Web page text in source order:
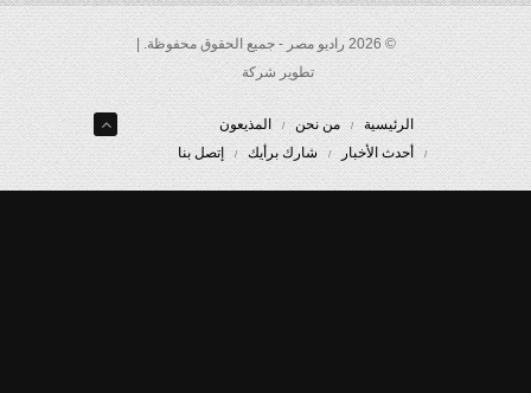
© 2026 راديو مصر - جميع الحقوق محفوظة. |
تطوير شركة
الرئيسية من نحن
المذيعون
أحدث الأخبار
شارك برأيك إتصل بنا